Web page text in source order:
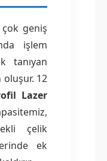
çok geniş
işlem
tanıyan
12
Lazer
çelik
ek